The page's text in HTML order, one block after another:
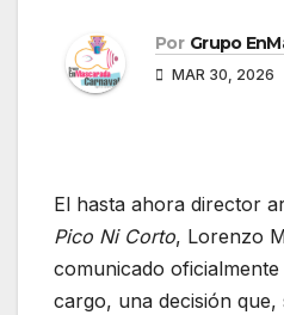
Por Grupo
MAR 30, 2026
El hasta ahora director
Pico Ni Corto, Lorenzo
comunicado
cargo, una decisión